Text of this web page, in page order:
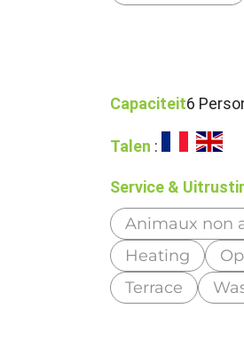
Capaciteit6
Talen :
Service &
Animaux non
Heating
Terrace